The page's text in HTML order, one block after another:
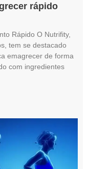
rápido
Rápido O Nutrifity,
tem se destacado
emagrecer de forma
com ingredientes